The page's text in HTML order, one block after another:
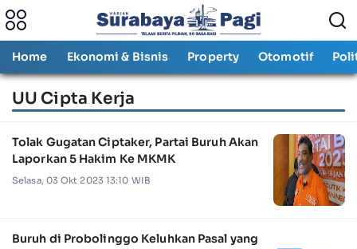
Home Ekonomi & Bisnis Property Otomotif
UU Cipta Kerja
Tolak Gugatan Ciptaker, Partai Buruh Akan
Laporkan 5 Hakim Ke MKMK
Selasa, 03 Okt 2023 13:10 WIB
Buruh di Probolinggo Keluhkan Pasal yang